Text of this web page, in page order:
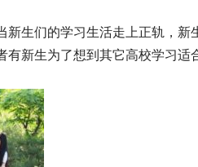
生们的学习生活走上正轨，新
有新生为了想到其它高校学习